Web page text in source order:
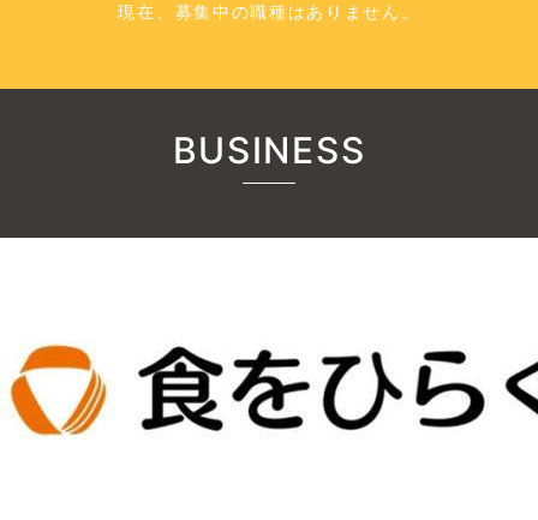
現在、募集中の職種はありません。
BUSINESS